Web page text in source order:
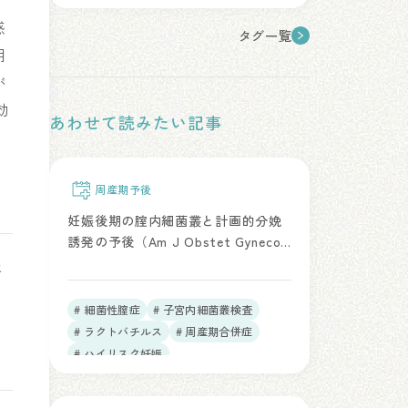
タグ一覧
あわせて読みたい記事
周産期予後
妊娠後期の腟内細菌叢と計画的分娩
誘発の予後（Am J Obstet Gynecol.
# 細菌性膣症
# 子宮内細菌叢検査
# ラクトバチルス
# 周産期合併症
# ハイリスク妊娠